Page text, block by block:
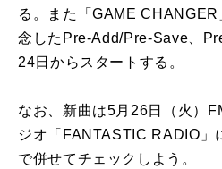
る。また「GAME CHANGER
念したPre-Add/Pre-Save、
24日からスタートする。
なお、新曲は5月 26日（火）
ジオ「 FANTASTIC RADIO 」
で併せてチェックしよう。